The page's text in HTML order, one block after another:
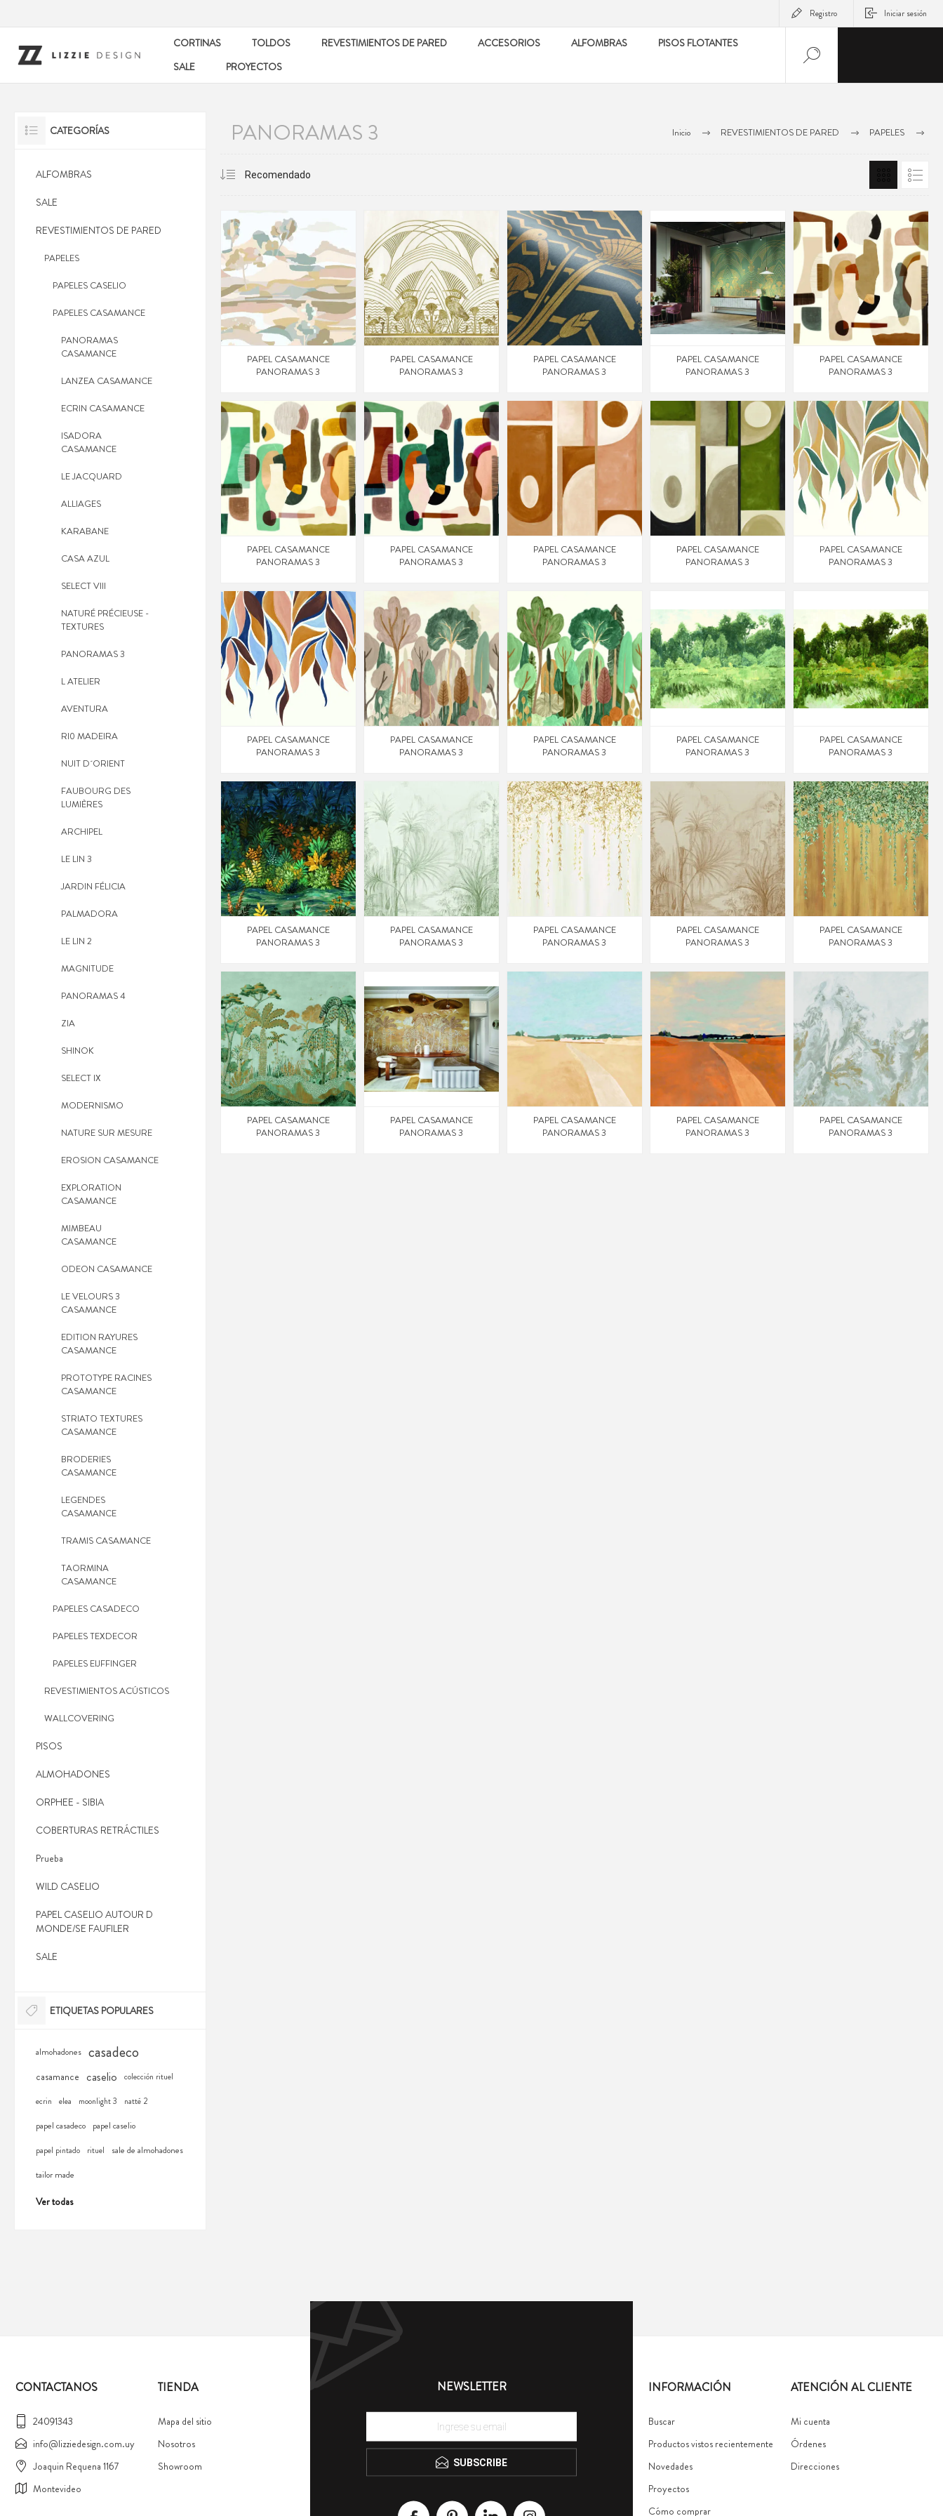
Registro Iniciar sesión
CORTINAS TOLDOS REVESTIMIENTOS DE PARED ACCESORIOS ALFOMBRAS
PISOS FLOTANTES
SALE
PROYECTOS
Inicio REVESTIMIENTOS DE PARED
PAPELES
PANORAMAS 3
PAPEL CASAMANCE
PANORAMAS 3
PAPEL CASAMANCE
PANORAMAS 3
PAPEL CASAMANCE
PANORAMAS 3
PAPEL CASAMANCE
PANORAMAS 3
PAPEL CASAMANCE
PANORAMAS 3
PAPEL CASAMANCE
PANORAMAS 3
PAPEL CASAMANCE
PANORAMAS 3
PAPEL CASAMANCE
PANORAMAS 3
PAPEL CASAMANCE
PANORAMAS 3
PAPEL CASAMANCE
PANORAMAS 3
PAPEL CASAMANCE
PANORAMAS 3
PAPEL CASAMANCE
PANORAMAS 3
PAPEL CASAMANCE
PANORAMAS 3
PAPEL CASAMANCE
PANORAMAS 3
PAPEL CASAMANCE
PANORAMAS 3
PAPEL CASAMANCE
PANORAMAS 3
PAPEL CASAMANCE
PANORAMAS 3
PAPEL CASAMANCE
PANORAMAS 3
PAPEL CASAMANCE
PANORAMAS 3
PAPEL CASAMANCE
PANORAMAS 3
PAPEL CASAMANCE
PANORAMAS 3
PAPEL CASAMANCE
PANORAMAS 3
PAPEL CASAMANCE
PANORAMAS 3
PAPEL CASAMANCE
PANORAMAS 3
PAPEL CASAMANCE
PANORAMAS 3
CATEGORÍAS
ALFOMBRAS
SALE
REVESTIMIENTOS DE PARED
PAPELES
PAPELES CASELIO
PAPELES CASAMANCE
PANORAMAS
CASAMANCE
LANZEA CASAMANCE
ECRIN CASAMANCE
ISADORA
CASAMANCE
LE JACQUARD
ALLIAGES
KARABANE
CASA AZUL
SELECT VIII
NATURÉ PRÉCIEUSE -
TEXTURES
PANORAMAS 3
L ATELIER
AVENTURA
RI0 MADEIRA
NUIT D´ORIENT
FAUBOURG DES
LUMIÈRES
ARCHIPEL
LE LIN 3
JARDIN FÉLICIA
PALMADORA
LE LIN 2
MAGNITUDE
PANORAMAS 4
ZIA
SHINOK
SELECT IX
MODERNISMO
NATURE SUR MESURE
EROSION CASAMANCE
EXPLORATION
CASAMANCE
MIMBEAU
CASAMANCE
ODEON CASAMANCE
LE VELOURS 3
CASAMANCE
EDITION RAYURES
CASAMANCE
PROTOTYPE RACINES
CASAMANCE
STRIATO TEXTURES
CASAMANCE
BRODERIES
CASAMANCE
LEGENDES
CASAMANCE
TRAMIS CASAMANCE
TAORMINA
CASAMANCE
PAPELES CASADECO
PAPELES TEXDECOR
PAPELES EIJFFINGER
REVESTIMIENTOS ACÚSTICOS
WALLCOVERING
PISOS
ALMOHADONES
ORPHEE - SIBIA
COBERTURAS RETRÁCTILES
Prueba
WILD CASELIO
PAPEL CASELIO AUTOUR D
MONDE/SE FAUFILER
SALE
ETIQUETAS POPULARES
almohadones casadeco
casamance caselio colección rituel
ecrin elea moonlight 3 natté 2
papel casadeco papel caselio
papel pintado rituel
sale de almohadones
tailor made
Ver todas
NEWSLETTER
SUBSCRIBE
CONTACTANOS
24091343
info@lizziedesign.com.uy
Joaquin Requena 1167
Montevideo
TIENDA
Mapa del sitio
Nosotros
Showroom
INFORMACIÓN
Buscar
Productos vistos recientemente
Novedades
Proyectos
Cómo comprar
ATENCIÓN AL CLIENTE
Mi cuenta
Órdenes
Direcciones